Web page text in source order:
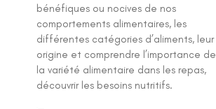
bénéfiques ou nocives de nos
comportements alimentaires, les
différentes catégories d’aliments, leur
origine et comprendre l’importance de
la variété alimentaire dans les repas,
découvrir les besoins nutritifs.